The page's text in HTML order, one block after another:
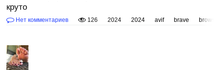
круто
Нет комментариев 126 2024 2024 avif brave